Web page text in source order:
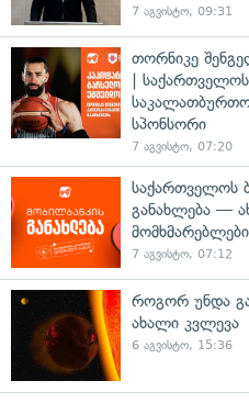
7 აგვისტო, 09:31
თორნიკე
|
სპონსორი
7 აგვისტო, 07:20
საქართველოს
განახლება —
7 აგვისტო, 07:12
როგორ უნდა
ახალი კვლევა
6 აგვისტო, 15:36